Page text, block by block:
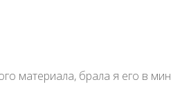
материала, брала я его в